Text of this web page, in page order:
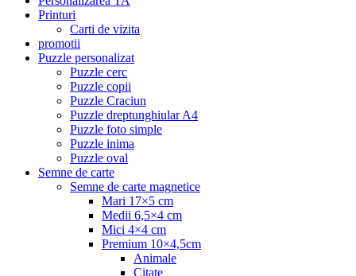
Printuri
Carti de vizita
promotii
Puzzle personalizat
Puzzle cerc
Puzzle copii
Puzzle Craciun
Puzzle dreptunghiular A4
Puzzle foto simple
Puzzle inima
Puzzle oval
Semne de carte
Semne de carte magnetice
Mari 17×5 cm
Medii 6,5×4 cm
Mici 4×4 cm
Premium 10×4,5cm
Animale
Citate